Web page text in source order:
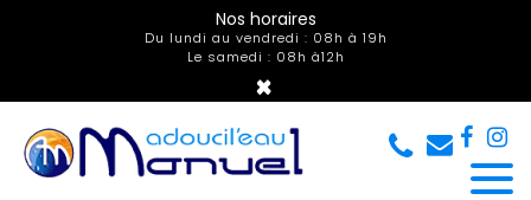
Nos horaires
Du lundi au vendredi : 08h à 19h
Le samedi : 08h à12h
×
Panneau de gestion des cookies